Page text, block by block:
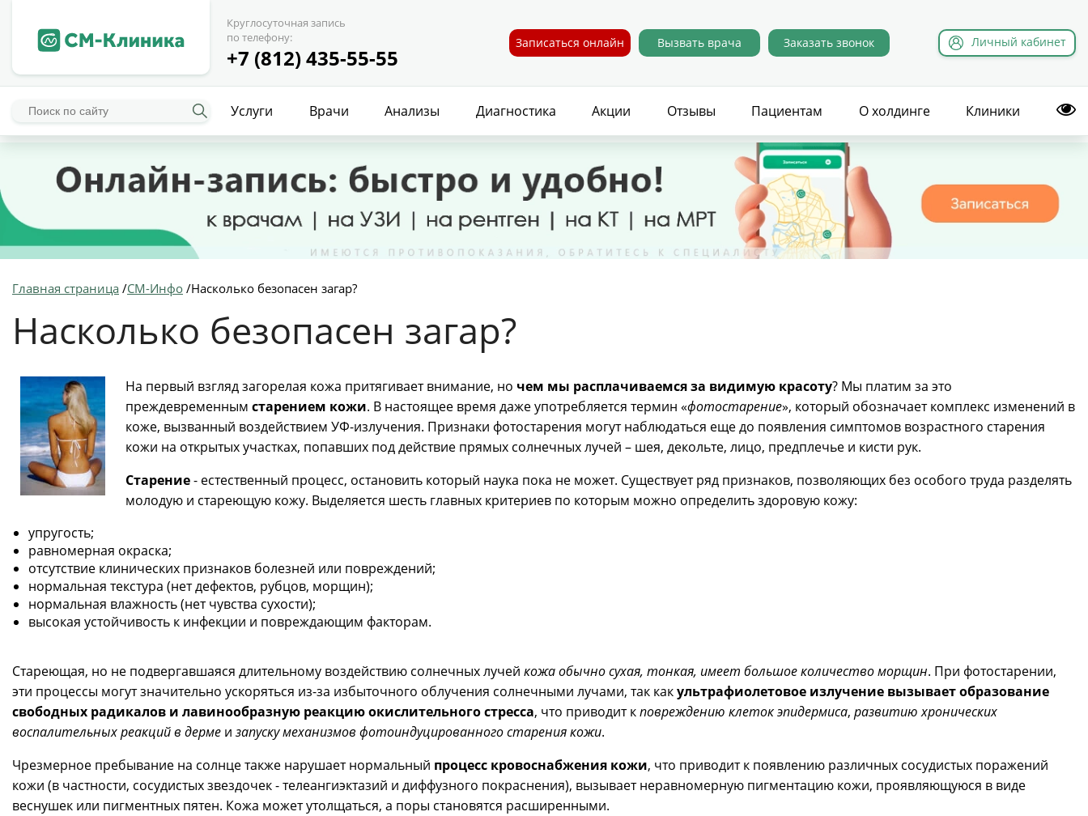
Круглосуточная запись
по телефону:
+7 (812) 435-55-55
Записаться онлайн Вызвать врача Заказать звонок Личный кабинет
Услуги Врачи Анализы Диагностика Акции Отзывы Пациентам О холдинге Клиники
Главная страница /СМ-Инфо /Насколько безопасен загар?
Насколько безопасен загар?
На первый взгляд загорелая кожа притягивает внимание, но чем мы расплачиваемся за видимую красоту? Мы платим за это
преждевременным старением кожи. В настоящее время даже употребляется термин «фотостарение», который обозначает комплекс изменений в
коже, вызванный воздействием УФ-излучения. Признаки фотостарения могут наблюдаться еще до появления симптомов возрастного старения
кожи на открытых участках, попавших под действие прямых солнечных лучей – шея, декольте, лицо, предплечье и кисти рук.
Старение- естественный процесс, остановить который наука пока не может. Существует ряд признаков, позволяющих без особого труда разделять
молодую и стареющую кожу. Выделяется шесть главных критериев по которым можно определить здоровую кожу:
упругость;
равномерная окраска;
отсутствие клинических признаков болезней или повреждений;
нормальная текстура (нет дефектов, рубцов, морщин);
нормальная влажность (нет чувства сухости);
высокая устойчивость к инфекции и повреждающим факторам.
Стареющая, но не подвергавшаяся длительному воздействию солнечных лучей кожа обычно сухая, тонкая, имеет большое количество морщин. При фотостарении,
эти процессы могут значительно ускоряться из-за избыточного облучения солнечными лучами, так какультрафиолетовое излучение вызывает образование
свободных радикалов и лавинообразную реакцию окислительного стресса, что приводит кповреждению клеток эпидермиса, развитию хронических
воспалительных реакций в дерме и запуску механизмов фотоиндуцированного старения кожи.
Чрезмерное пребывание на солнце также нарушает нормальный процесс кровоснабжения кожи, что приводит к появлению различных сосудистых поражений
кожи (в частности, сосудистых звездочек - телеангиэктазий и диффузного покраснения), вызывает неравномерную пигментацию кожи, проявляющуюся в виде
веснушек или пигментных пятен. Кожа может утолщаться, а поры становятся расширенными.